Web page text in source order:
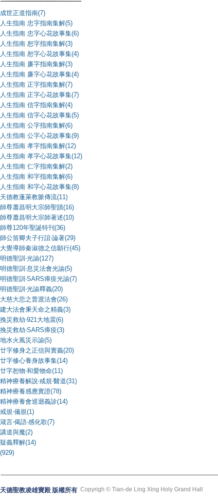
成世正道指南(7)
人生指南 忠字指南集解(5)
人生指南 忠字心花故事集(6)
人生指南 恕字指南集解(3)
人生指南 恕字心花故事集(4)
人生指南 廉字指南集解(3)
人生指南 廉字心花故事集(4)
人生指南 正字指南集解(7)
人生指南 正字心花故事集(7)
人生指南 信字指南集解(4)
人生指南 信字心花故事集(5)
人生指南 公字指南集解(6)
人生指南 公字心花故事集(9)
人生指南 孝字指南集解(12)
人生指南 孝字心花故事集(12)
人生指南 仁字指南集解(2)
人生指南 和字指南集解(6)
人生指南 和字心花故事集(8)
天德教蓬萊教脈傳流(11)
師尊蕭昌明大宗師聖蹟(16)
師尊蕭昌明大宗師著述(10)
師尊120年聖誕特刊(36)
師公笛卿夫子行誼‧論著(29)
大覺導師秦淑德之信願行(45)
明德聖訓‧光諭(127)
明德聖訓‧息災法會光諭(5)
明德聖訓‧SARS瘴疫光諭(7)
明德聖訓‧光諭釋義(20)
大慈大悲之普渡法會(26)
建大法會秉天命之精義(3)
挽災救劫‧921大地震(6)
挽災救劫‧SARS瘴疫(3)
地水火風災示諭(5)
廿字修身之正信與實義(20)
廿字修心養身故事集(14)
廿字恕物‧和愛物命(11)
精神療養解說‧戒規‧醫道(31)
精神療養感應實證(78)
精神療養會巡迴義診(14)
戒規‧儀規(1)
箴言‧偈語‧感化歌(7)
講道與魔(2)
疑義釋解(14)
(929)
天德聖教凌雄寶殿 版權所有 Copyrigh © Tian-de Ling Xing Holy Grand Hall